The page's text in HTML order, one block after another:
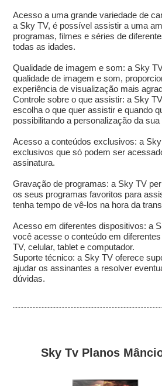
Acesso a uma grande variedade de
a Sky TV, é possível assistir a uma
programas, filmes e séries de
todas as idades.
Qualidade de imagem e som: a Sky
qualidade de imagem e som,
experiência de visualização mais
Controle sobre o que assistir: a Sky
escolha o que quer assistir e quando
possibilitando a personalização da
Acesso a conteúdos exclusivos: a
exclusivos que só podem ser
assinatura.
Gravação de programas: a Sky TV
os seus programas favoritos para
tenha tempo de vê-los na hora da
Acesso em diferentes dispositivos: a
você acesse o conteúdo em
TV, celular, tablet e computador.
Suporte técnico: a Sky TV oferece
ajudar os assinantes a resolver
dúvidas.
Sky Tv Planos